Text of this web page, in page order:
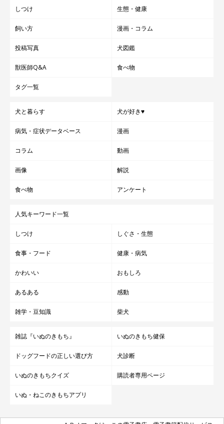
しつけ 生態・健康
飼い方 漫画・コラム
投稿写真 犬図鑑
獣医師Q&A 食べ物
タグ一覧
犬と暮らす 犬が好き♥
病気・症状データベース 漫画
コラム 動画
画像 解説
食べ物 アンケート
人気キーワード一覧
しつけ しぐさ・生態
食事・フード 健康・病気
かわいい おもしろ
あるある 感動
雑学・豆知識 柴犬
雑誌『いぬのきもち』 いぬのきもち健保
ドッグフードの正しい選び方 犬診断
いぬのきもちクイズ 購読者専用ページ
いぬ・ねこのきもちアプリ